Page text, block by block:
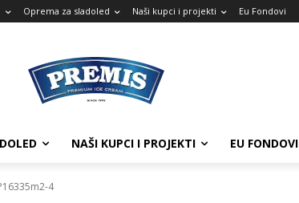
Oprema za sladoled Naši kupci i projekti Eu Fondovi
NAŠI KUPCI I PROJEKTI EU FONDOVI
4